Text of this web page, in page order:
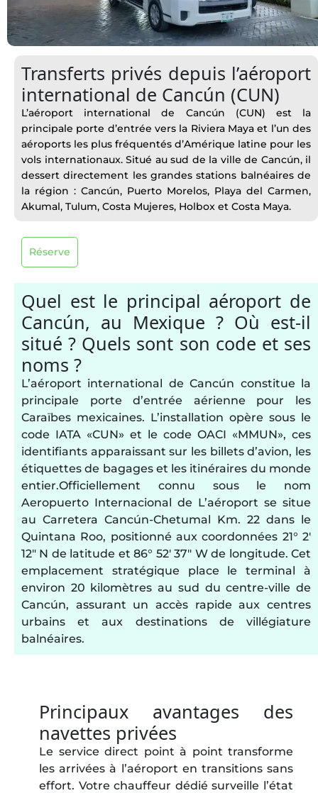
Transferts privés depuis l’aéroport
international de Cancún (CUN)
L’aéroport international de Cancún (CUN) est la
principale porte d’entrée vers la Riviera Maya et l’un des
aéroports les plus fréquentés d’Amérique latine pour les
vols internationaux. Situé au sud de la ville de Cancún, il
dessert directement les grandes stations balnéaires de
la région : Cancún, Puerto Morelos, Playa del Carmen,
Akumal, Tulum, Costa Mujeres, Holbox et Costa Maya.
Réserve
Quel est le principal aéroport de
Cancún, au Mexique ? Où est-il
situé ? Quels sont son code et ses
noms ?
L’aéroport international de Cancún constitue la
principale porte d’entrée aérienne pour les
Caraïbes mexicaines. L’installation opère sous le
code IATA «CUN» et le code OACI «MMUN», ces
identifiants apparaissant sur les billets d’avion, les
étiquettes de bagages et les itinéraires du monde
entier.Officiellement connu sous le nom
Aeropuerto Internacional de L’aéroport se situe
au Carretera Cancún-Chetumal Km. 22 dans le
Quintana Roo, positionné aux coordonnées 21° 2′
12″ N de latitude et 86° 52′ 37″ W de longitude. Cet
emplacement stratégique place le terminal à
environ 20 kilomètres au sud du centre-ville de
Cancún, assurant un accès rapide aux centres
urbains et aux destinations de villégiature
balnéaires.
Principaux avantages des
navettes privées
Le service direct point à point transforme
les arrivées à l’aéroport en transitions sans
effort. Votre chauffeur dédié surveille l’état